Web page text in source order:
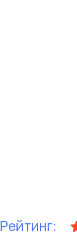
Рейтинг: